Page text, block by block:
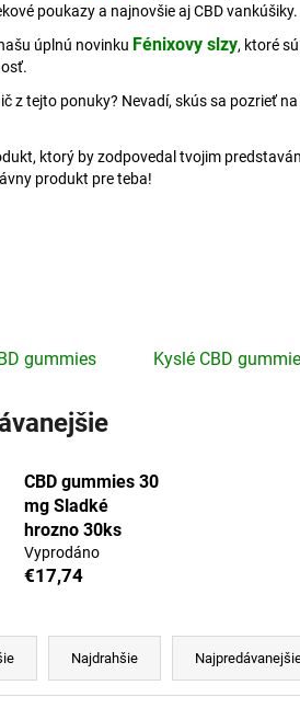
poukazy a najnovšie aj CBD vankúšiky.
úplnú novinku Fénixovy slzy, ktoré
z tejto ponuky? Nevadí, skús sa pozrieť
ktorý by zodpovedal tvojim
produkt pre teba!
gummies Kyslé CBD
CBD gummies 30
mg Sladké
hrozno 30ks
Vyprodáno
€17,74
Najdrahšie